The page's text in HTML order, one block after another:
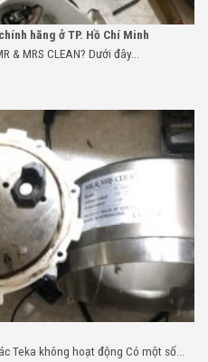
hãng ở TP. Hồ Chí Minh
& MRS CLEAN? Dưới đây...
Teka không hoạt động Có một số...